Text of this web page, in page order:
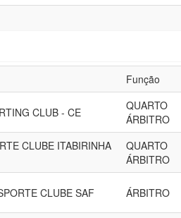
Função
CLUB - CE
QUARTO
ÁRBITRO
CLUBE ITABIRINHA
QUARTO
ÁRBITRO
CLUBE SAF ÁRBITRO